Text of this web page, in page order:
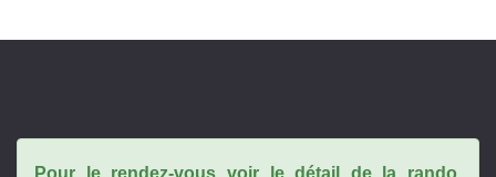
Pour le rendez-vous voir le détail de la rando,